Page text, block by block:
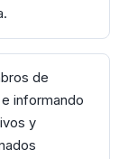
de
informando
y